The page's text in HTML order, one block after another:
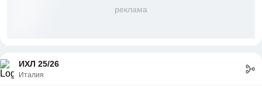
реклама
ИХЛ 25/26
Италия